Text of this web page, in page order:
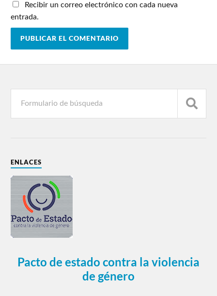
Recibir un correo electrónico con cada nueva
entrada.
ENLACES
Pacto de estado contra la violencia
de género